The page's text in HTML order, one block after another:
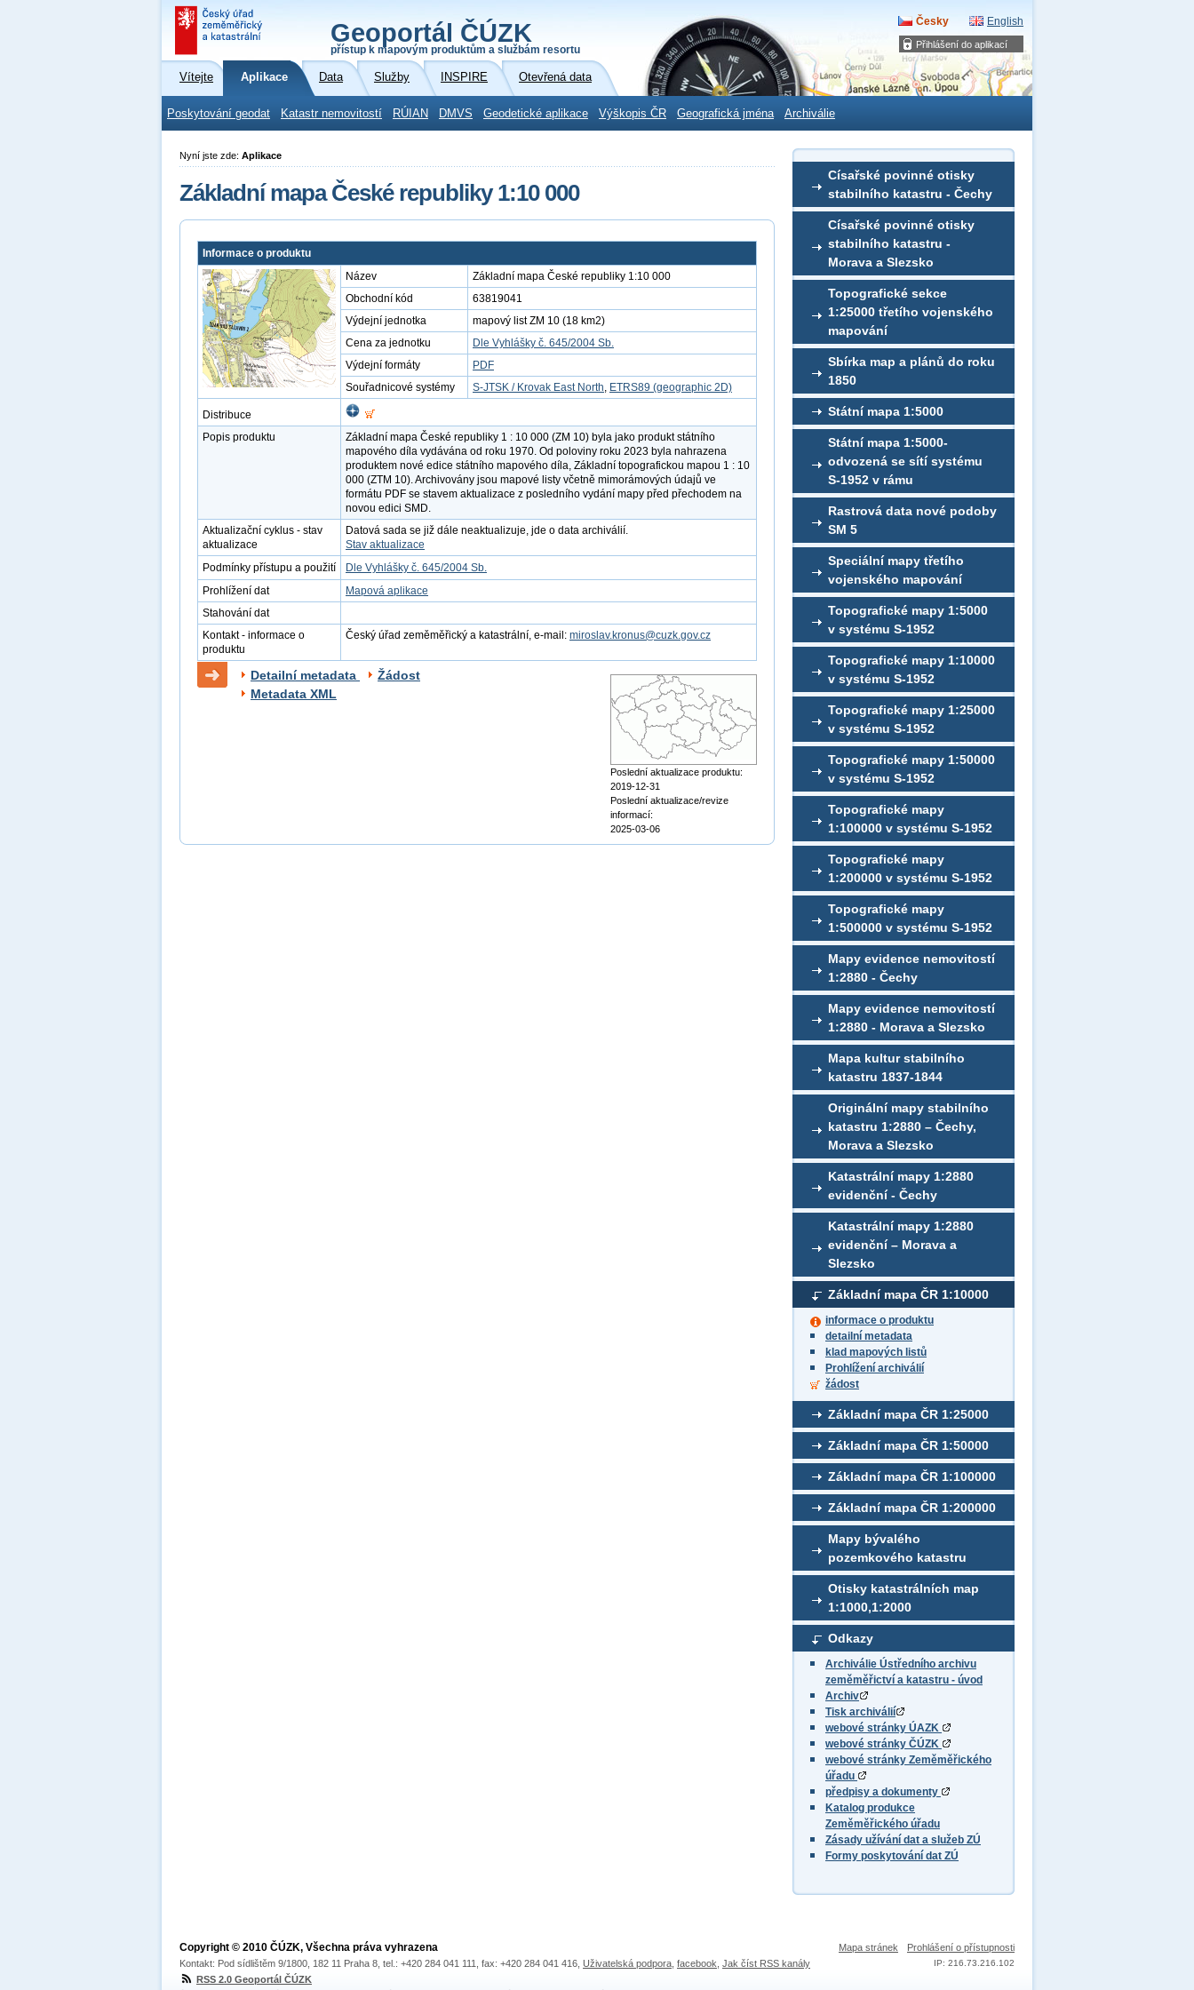
Přihlášení do aplikací
Geoportál ČÚZK
přístup k mapovým produktům a službám resortu
Česky English
Vítejte Aplikace Data Služby INSPIRE Otevřená data
Poskytování geodat Katastr nemovitostí RÚIAN DMVS Geodetické aplikace Výškopis ČR Geografická jména Archiválie
Císařské povinné otisky
stabilního katastru - Čechy
Císařské povinné otisky
stabilního katastru -
Morava a Slezsko
Topografické sekce
1:25000 třetího vojenského
mapování
Sbírka map a plánů do roku
1850
Státní mapa 1:5000
Státní mapa 1:5000-
odvozená se sítí systému
S-1952 v rámu
Rastrová data nové podoby
SM 5
Speciální mapy třetího
vojenského mapování
Topografické mapy 1:5000
v systému S-1952
Topografické mapy 1:10000
v systému S-1952
Topografické mapy 1:25000
v systému S-1952
Topografické mapy 1:50000
v systému S-1952
Topografické mapy
1:100000 v systému S-1952
Topografické mapy
1:200000 v systému S-1952
Topografické mapy
1:500000 v systému S-1952
Mapy evidence nemovitostí
1:2880 - Čechy
Mapy evidence nemovitostí
1:2880 - Morava a Slezsko
Mapa kultur stabilního
katastru 1837-1844
Originální mapy stabilního
katastru 1:2880 – Čechy,
Morava a Slezsko
Katastrální mapy 1:2880
evidenční - Čechy
Katastrální mapy 1:2880
evidenční – Morava a
Slezsko
Základní mapa ČR 1:10000
informace o produktu
detailní metadata
klad mapových listů
Prohlížení archiválií
žádost
Základní mapa ČR 1:25000
Základní mapa ČR 1:50000
Základní mapa ČR 1:100000
Základní mapa ČR 1:200000
Mapy bývalého
pozemkového katastru
Otisky katastrálních map
1:1000,1:2000
Odkazy
Archiválie Ústředního archivu
zeměměřictví a katastru - úvod
Archiv
Tisk archiválií
webové stránky ÚAZK
webové stránky ČÚZK
webové stránky Zeměměřického
úřadu
předpisy a dokumenty
Katalog produkce
Zeměměřického úřadu
Zásady užívání dat a služeb ZÚ
Formy poskytování dat ZÚ
Nyní jste zde: Aplikace
Základní mapa České republiky 1:10 000
Informace o produktu
Název
Základní mapa České republiky 1:10 000
Obchodní kód
63819041
Výdejní jednotka
mapový list ZM 10 (18 km2)
Cena za jednotku
Dle Vyhlášky č. 645/2004 Sb.
Výdejní formáty
PDF
Souřadnicové systémy
S-JTSK / Krovak East North, ETRS89 (geographic 2D)
Distribuce
Popis produktu
Základní mapa České republiky 1 : 10 000 (ZM 10) byla jako produkt státního
mapového díla vydávána od roku 1970. Od poloviny roku 2023 byla nahrazena
produktem nové edice státního mapového díla, Základní topografickou mapou 1 : 10
000 (ZTM 10). Archivovány jsou mapové listy včetně mimorámových údajů ve
formátu PDF se stavem aktualizace z posledního vydání mapy před přechodem na
novou edici SMD.
Aktualizační cyklus - stav
aktualizace
Datová sada se již dále neaktualizuje, jde o data archiválií.
Stav aktualizace
Podmínky přístupu a použití
Dle Vyhlášky č. 645/2004 Sb.
Prohlížení dat
Mapová aplikace
Stahování dat
Kontakt - informace o
produktu
Český úřad zeměměřický a katastrální, e-mail: miroslav.kronus@cuzk.gov.cz
Detailní metadata
Žádost
Metadata XML
Poslední aktualizace produktu:
2019-12-31
Poslední aktualizace/revize
informací:
2025-03-06
Mapa stránek Prohlášení o přístupnosti
IP: 216.73.216.102
Copyright © 2010 ČÚZK, Všechna práva vyhrazena
Kontakt: Pod sídlištěm 9/1800, 182 11 Praha 8, tel.: +420 284 041 111, fax: +420 284 041 416, Uživatelská podpora facebook Jak číst RSS kanály
RSS 2.0 Geoportál ČÚZK